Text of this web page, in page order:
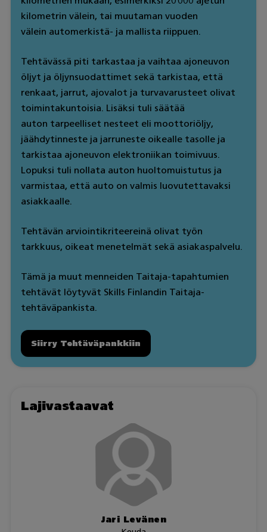
kilometrin välein, tai muutaman vuoden
välein automerkistä- ja mallista riippuen.
Tehtävässä piti tarkastaa ja vaihtaa ajoneuvon
öljyt ja öljynsuodattimet sekä tarkistaa, että
renkaat, jarrut, ajovalot ja turvavarusteet olivat
toimintakuntoisia. Lisäksi tuli säätää
auton tarpeelliset nesteet eli moottoriöljy,
jäähdytinneste ja jarruneste oikealle tasolle ja
tarkistaa ajoneuvon elektroniikan toimivuus.
Lopuksi tuli nollata auton huoltomuistutus ja
varmistaa, että auto on valmis luovutettavaksi
asiakkaalle.
Tehtävän arviointikriteereinä olivat työn
tarkkuus, oikeat menetelmät sekä asiakaspalvelu.
Tämä ja muut menneiden Taitaja-tapahtumien
tehtävät löytyvät Skills Finlandin Taitaja-
tehtäväpankista.
Siirry Tehtäväpankkiin
Lajivastaavat
Jari Levänen